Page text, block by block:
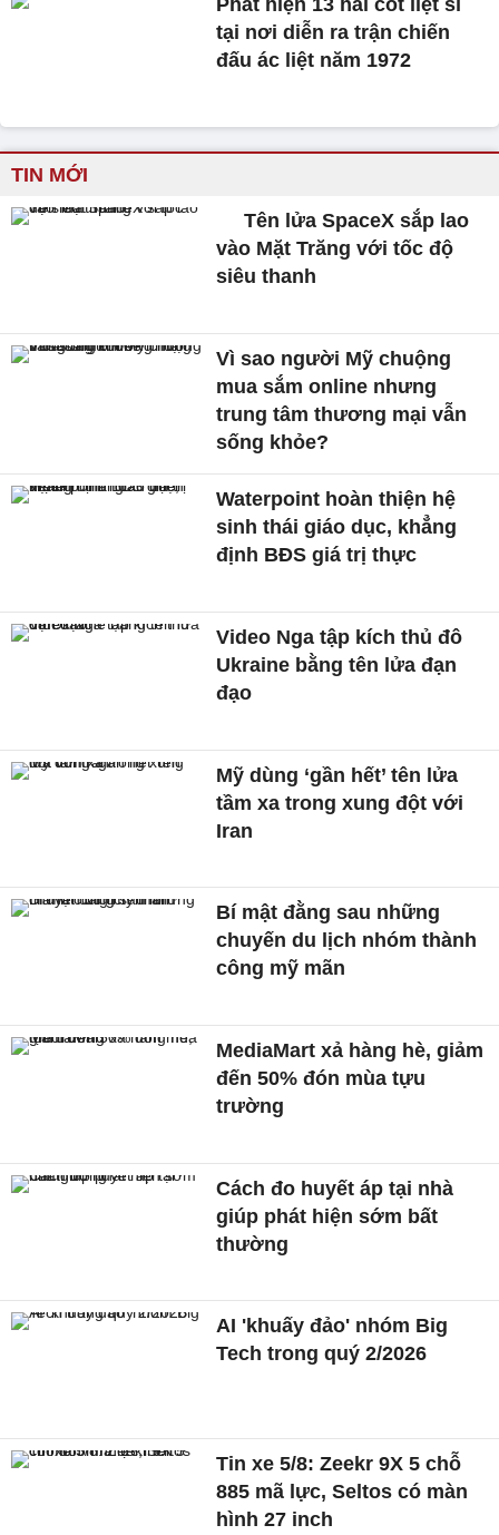
tại nơi diễn ra trận chiến
đấu ác liệt năm 1972
TIN MỚI
Tên lửa SpaceX sắp lao
vào Mặt Trăng với tốc độ
siêu thanh
Vì sao người Mỹ chuộng
mua sắm online nhưng
trung tâm thương mại vẫn
sống khỏe?
Waterpoint hoàn thiện hệ
sinh thái giáo dục, khẳng
định BĐS giá trị thực
Video Nga tập kích thủ đô
Ukraine bằng tên lửa đạn
đạo
Mỹ dùng ‘gần hết’ tên lửa
tầm xa trong xung đột với
Iran
Bí mật đằng sau những
chuyến du lịch nhóm thành
công mỹ mãn
MediaMart xả hàng hè, giảm
đến 50% đón mùa tựu
trường
Cách đo huyết áp tại nhà
giúp phát hiện sớm bất
thường
AI 'khuấy đảo' nhóm Big
Tech trong quý 2/2026
Tin xe 5/8: Zeekr 9X 5 chỗ
885 mã lực, Seltos có màn
hình 27 inch